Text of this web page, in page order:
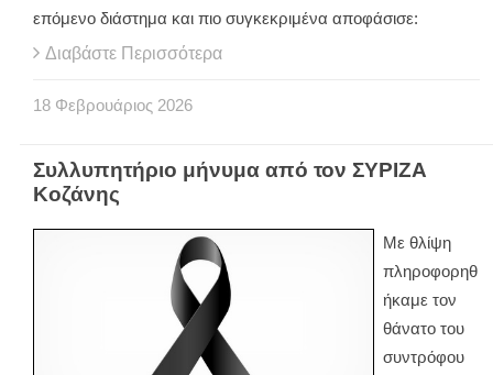
επόμενο διάστημα και πιο συγκεκριμένα αποφάσισε:
Διαβάστε Περισσότερα
18 Φεβρουάριος 2026
Συλλυπητήριο μήνυμα από τον ΣΥΡΙΖΑ
Κοζάνης
Με θλίψη
πληροφορηθ
ήκαμε τον
θάνατο του
συντρόφου